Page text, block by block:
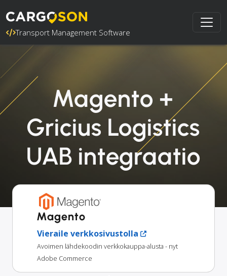
Transport Management Software
Magento +
Gricius Logistics
UAB integraatio
Magento
Vieraile verkkosivustolla
Avoimen lähdekoodin verkkokauppa-alusta - nyt
Adobe Commerce